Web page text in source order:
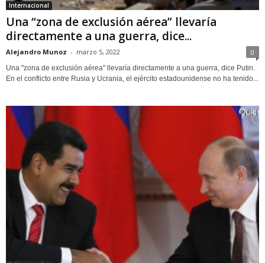
Internacional
Una “zona de exclusión aérea” llevaría
directamente a una guerra, dice...
Alejandro Munoz - marzo 5, 2022 0
Una "zona de exclusión aérea" llevaría directamente a una guerra, dice Putin.
En el conflicto entre Rusia y Ucrania, el ejército estadounidense no ha tenido...